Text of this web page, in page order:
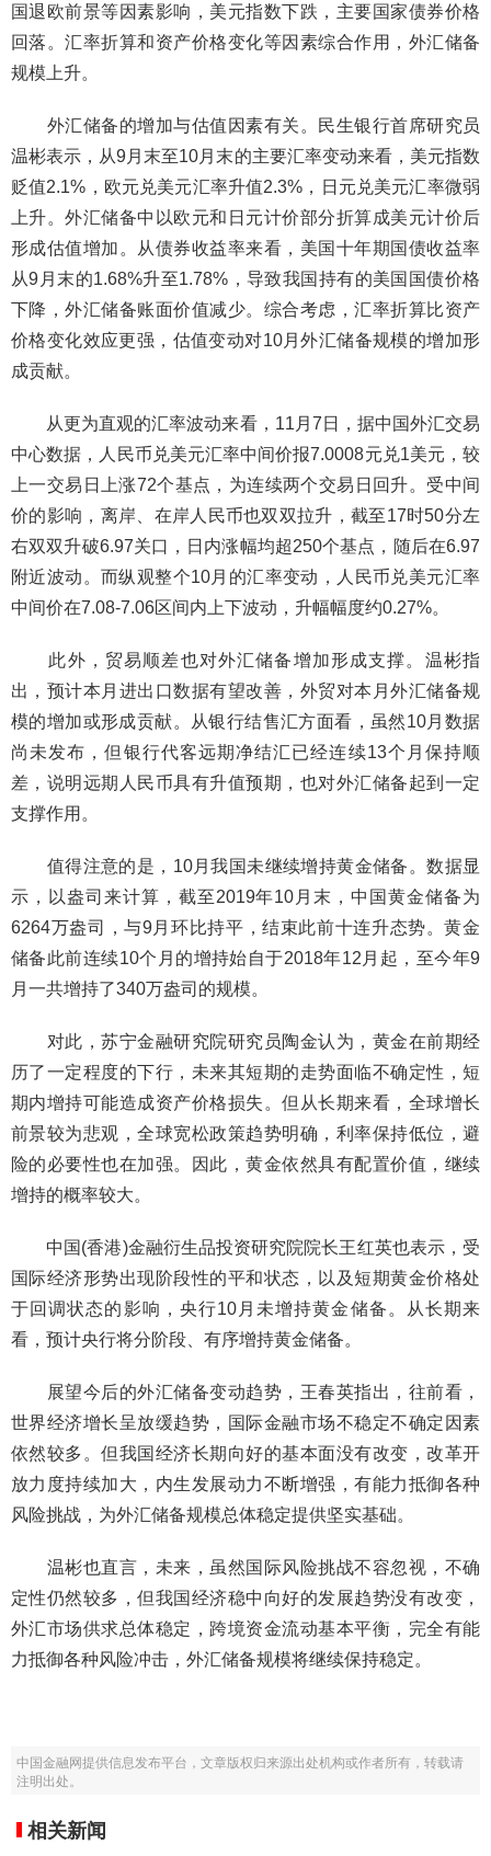
国退欧前景等因素影响，美元指数下跌，主要国家债券价格
回落。汇率折算和资产价格变化等因素综合作用，外汇储备
规模上升。
外汇储备的增加与估值因素有关。民生银行首席研究员
温彬表示，从9月末至10月末的主要汇率变动来看，美元指数
贬值2.1%，欧元兑美元汇率升值2.3%，日元兑美元汇率微弱
上升。外汇储备中以欧元和日元计价部分折算成美元计价后
形成估值增加。从债券收益率来看，美国十年期国债收益率
从9月末的1.68%升至1.78%，导致我国持有的美国国债价格
下降，外汇储备账面价值减少。综合考虑，汇率折算比资产
价格变化效应更强，估值变动对10月外汇储备规模的增加形
成贡献。
从更为直观的汇率波动来看，11月7日，据中国外汇交易
中心数据，人民币兑美元汇率中间价报7.0008元兑1美元，较
上一交易日上涨72个基点，为连续两个交易日回升。受中间
价的影响，离岸、在岸人民币也双双拉升，截至17时50分左
右双双升破6.97关口，日内涨幅均超250个基点，随后在6.97
附近波动。而纵观整个10月的汇率变动，人民币兑美元汇率
中间价在7.08-7.06区间内上下波动，升幅幅度约0.27%。
此外，贸易顺差也对外汇储备增加形成支撑。温彬指
出，预计本月进出口数据有望改善，外贸对本月外汇储备规
模的增加或形成贡献。从银行结售汇方面看，虽然10月数据
尚未发布，但银行代客远期净结汇已经连续13个月保持顺
差，说明远期人民币具有升值预期，也对外汇储备起到一定
支撑作用。
值得注意的是，10月我国未继续增持黄金储备。数据显
示，以盎司来计算，截至2019年10月末，中国黄金储备为
6264万盎司，与9月环比持平，结束此前十连升态势。黄金
储备此前连续10个月的增持始自于2018年12月起，至今年9
月一共增持了340万盎司的规模。
对此，苏宁金融研究院研究员陶金认为，黄金在前期经
历了一定程度的下行，未来其短期的走势面临不确定性，短
期内增持可能造成资产价格损失。但从长期来看，全球增长
前景较为悲观，全球宽松政策趋势明确，利率保持低位，避
险的必要性也在加强。因此，黄金依然具有配置价值，继续
增持的概率较大。
中国(香港)金融衍生品投资研究院院长王红英也表示，受
国际经济形势出现阶段性的平和状态，以及短期黄金价格处
于回调状态的影响，央行10月未增持黄金储备。从长期来
看，预计央行将分阶段、有序增持黄金储备。
展望今后的外汇储备变动趋势，王春英指出，往前看，
世界经济增长呈放缓趋势，国际金融市场不稳定不确定因素
依然较多。但我国经济长期向好的基本面没有改变，改革开
放力度持续加大，内生发展动力不断增强，有能力抵御各种
风险挑战，为外汇储备规模总体稳定提供坚实基础。
温彬也直言，未来，虽然国际风险挑战不容忽视，不确
定性仍然较多，但我国经济稳中向好的发展趋势没有改变，
外汇市场供求总体稳定，跨境资金流动基本平衡，完全有能
力抵御各种风险冲击，外汇储备规模将继续保持稳定。
中国金融网提供信息发布平台，文章版权归来源出处机构或作者所有，转载请
注明出处。
相关新闻